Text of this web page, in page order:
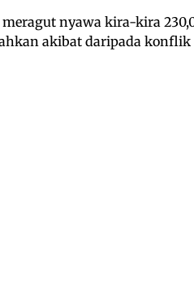
nyawa kira-kira
akibat daripada konflik